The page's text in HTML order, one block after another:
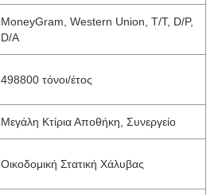
MoneyGram, Western Union, T/T, D/P,
D/A
498800 τόνοι/έτος
Μεγάλη Κτίρια Αποθήκη, Συνεργείο
Οικοδομική Στατική Χάλυβας